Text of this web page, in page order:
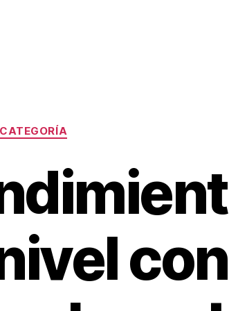
Categorías